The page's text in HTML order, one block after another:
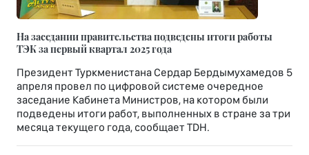
На заседании правительства подведены итоги работы
ТЭК за первый квартал 2025 года
Президент Туркменистана Сердар Бердымухамедов 5
апреля провел по цифровой системе очередное
заседание Кабинета Министров, на котором были
подведены итоги работ, выполненных в стране за три
месяца текущего года, сообщает TDH.